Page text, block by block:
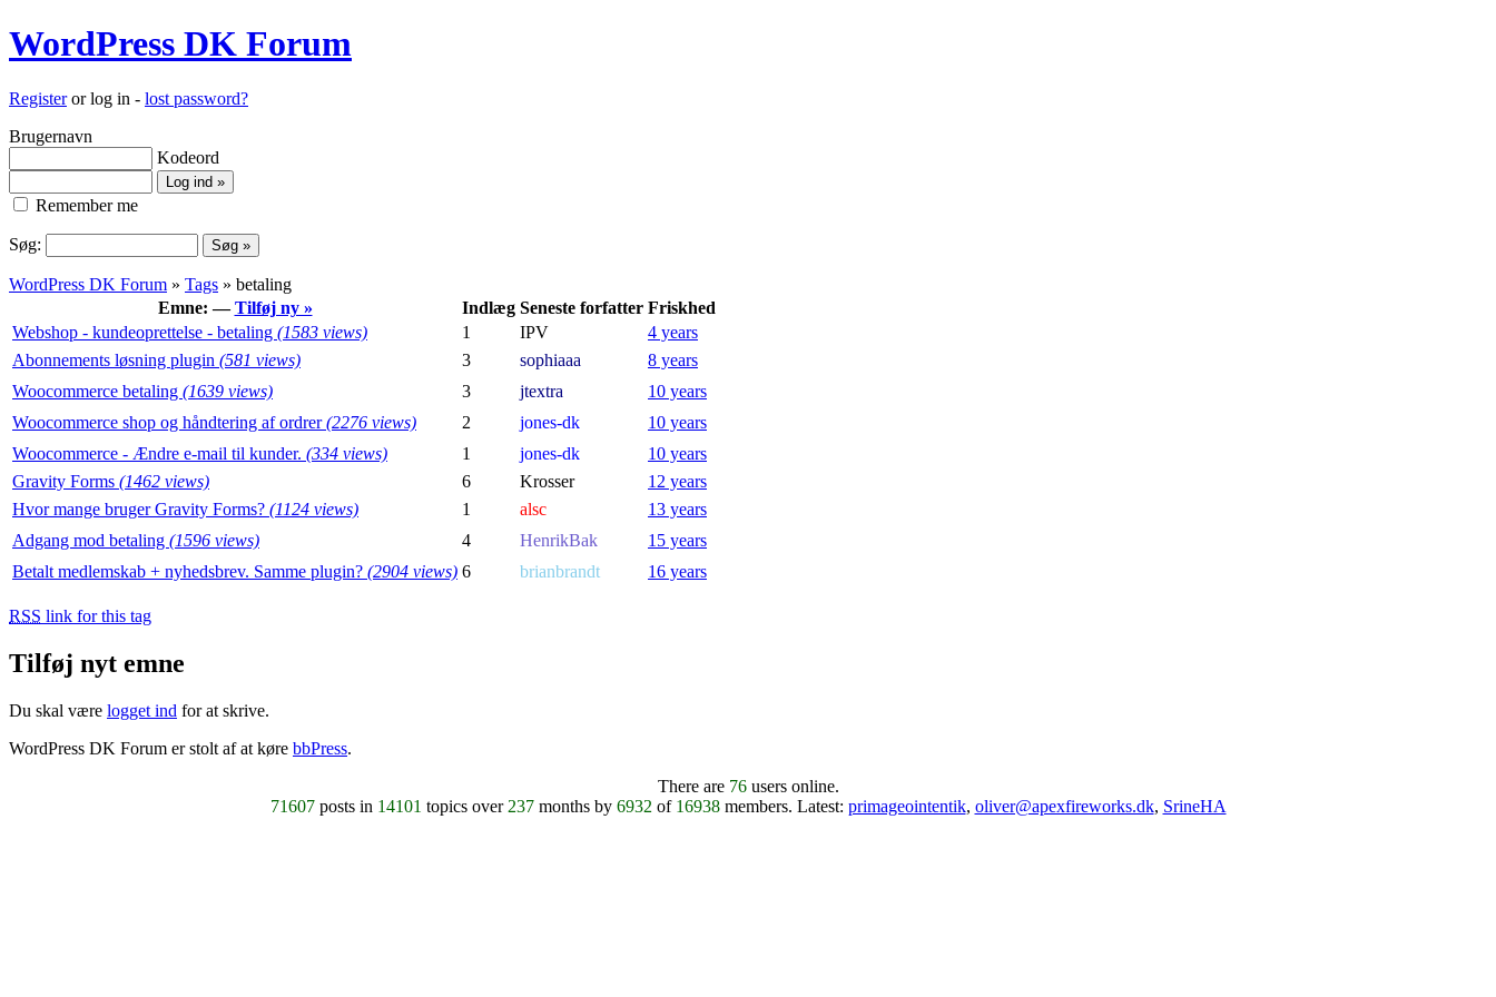
WordPress DK Forum
Registeror log in - lost password?
Brugernavn
Kodeord
Remember me
Søg:
WordPress DK Forum » Tags » betaling
Emne: —Tilføj ny » Indlæg Seneste forfatter Friskhed
Webshop - kundeoprettelse - betaling (1583 views) 1 IPV
4 years
Abonnements løsning plugin (581 views) 3 sophiaaa
8 years
Woocommerce betaling (1639 views) 3 jtextra
10 years
Woocommerce shop og håndtering af ordrer(2276 views) 2 jones-dk
10 years
Woocommerce - Ændre e-mail til kunder. (334 views) 1 jones-dk
10 years
Gravity Forms (1462 views) 6 Krosser
12 years
Hvor mange bruger Gravity Forms? (1124 views) 1 alsc
13 years
Adgang mod betaling (1596 views) 4 HenrikBak
15 years
Betalt medlemskab + nyhedsbrev. Samme plugin? (2904 views) 6 brianbrandt 16 years
RSS link for this tag
Tilføj nyt emne
Du skal være logget ind for at skrive.
WordPress DK Forum er stolt af at køre bbPress.
There are 76users online.
71607posts in 14101 topics over 237months by 6932 of 16938members. Latest: primageointentik, oliver@apexfireworks.dk, SrineHA